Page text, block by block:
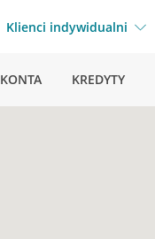
Klienci indywidualni
KONTA KREDYTY